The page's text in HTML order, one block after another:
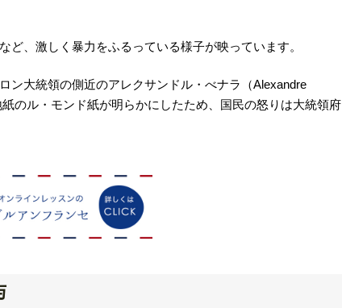
、激しく暴力をふるっている様子が映っています。
ン大統領の側近のアレクサンドル・べナラ（Alexandre
のル・モンド紙が明らかにしたため、国民の怒りは大統領府